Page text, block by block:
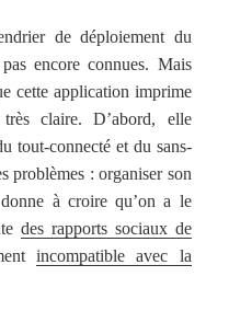
de déploiement du
encore connues. Mais
cette application imprime
claire. D’abord, elle
tout-connecté et du sans-
problèmes : organiser son
à croire qu’on a le
des rapports sociaux de
incompatible avec la